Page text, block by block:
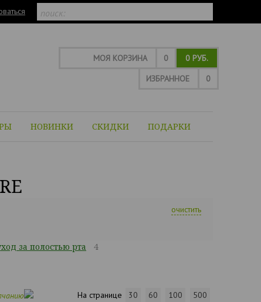
МОЯ КОРЗИНА 0
0 РУБ.
ИЗБРАННОЕ
0
НОВИНКИ СКИДКИ ПОДАРКИ
очистить
за полостью рта 4
На странице 30 60 100 500